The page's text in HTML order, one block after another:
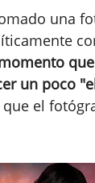
una
un poco
el